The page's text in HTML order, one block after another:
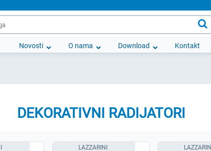
Novosti O nama Download Kontakt

DEKORATIVNI RADIJATORI
LAZZARINI LAZZARINI